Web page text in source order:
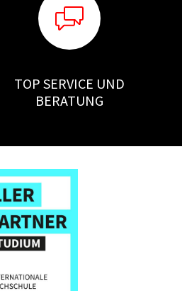
TOP SERVICE UND
BERATUNG